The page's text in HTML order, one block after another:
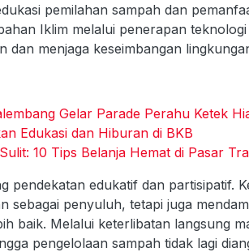
pemilahan sampah dan
Iklim melalui penerapan
dan menjaga keseimbangan
Gelar Parade Perahu Ketek
Edukasi dan Hiburan di BKB
10 Tips Belanja Hemat di Pasar
pendekatan edukatif dan partisipatif.
sebagai penyuluh, tetapi juga
baik. Melalui keterlibatan langsung
pengelolaan sampah tidak lagi